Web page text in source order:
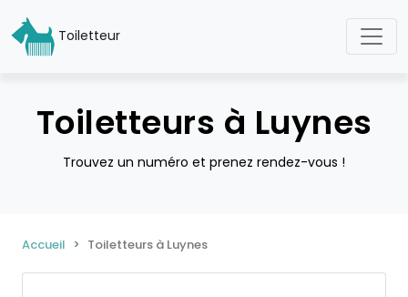
Toiletteur
Toiletteurs à Luynes
Trouvez un numéro et prenez rendez-vous !
Accueil Toiletteurs à Luynes